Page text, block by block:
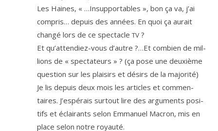
Les Haines, « …Insupportables », bon ça va, j’ai
com­pris… depuis des années. En quoi ça aurait
chan­gé lors de ce spec­tacleTV ?
Et qu’at­ten­diez-vous d’autre ?…Et com­bien de mil­
lions de « spec­ta­teurs » ? (ça pose une deuxième
ques­tion sur les plai­sirs et dési­rs de la majorité)
Je lis depuis deux mois les articles et com­men­
taires. J’espérais sur­tout lire des argu­ments posi­
tifs et éclai­rants selon Emmanuel Macron, mis en
place selon notre royauté.